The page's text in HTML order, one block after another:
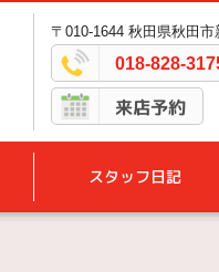
〒010-1644 秋田県秋田
018-828-
来店予約
スタッフ日記